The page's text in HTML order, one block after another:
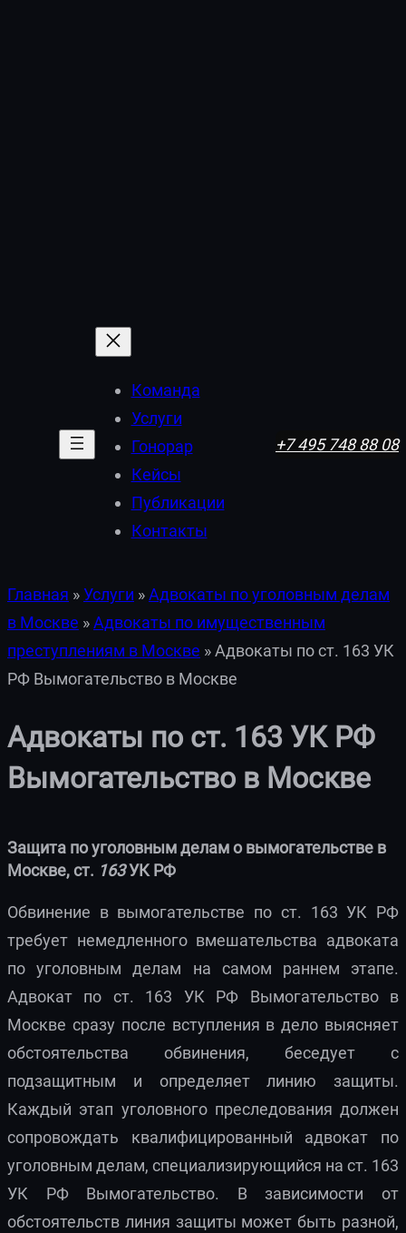
Команда
Услуги
Гонорар
Кейсы
Публикации
Контакты
+7 495 748 88 08
Главная »Услуги »Адвокаты по уголовным делам
в Москве »Адвокаты по имущественным
преступлениям в Москве »Адвокаты по ст. 163 УК
РФ Вымогательство в Москве
Адвокаты по ст. 163 УК РФ
Вымогательство в Москве
Защита по уголовным делам о вымогательстве в
Москве, ст. 163УК РФ
Обвинение в вымогательстве по ст. 163 УК РФ
требует немедленного вмешательства адвоката
по уголовным делам на самом раннем этапе.
Адвокат по ст. 163 УК РФ Вымогательство в
Москве сразу после вступления в дело выясняет
обстоятельства обвинения, беседует с
подзащитным и определяет линию защиты.
Каждый этап уголовного преследования должен
сопровождать квалифицированный адвокат по
уголовным делам, специализирующийся на ст. 163
УК РФ Вымогательство. В зависимости от
обстоятельств линия защиты может быть разной,